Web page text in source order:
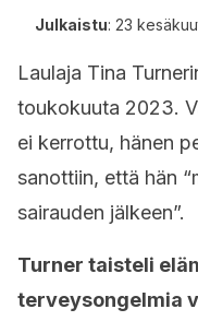
Julkaistu: 23
Laulaja Tina
toukokuuta 2023.
ei kerrottu, hänen
sanottiin, että hän
sairauden jälkeen”.
Turner taisteli
terveysongelmia